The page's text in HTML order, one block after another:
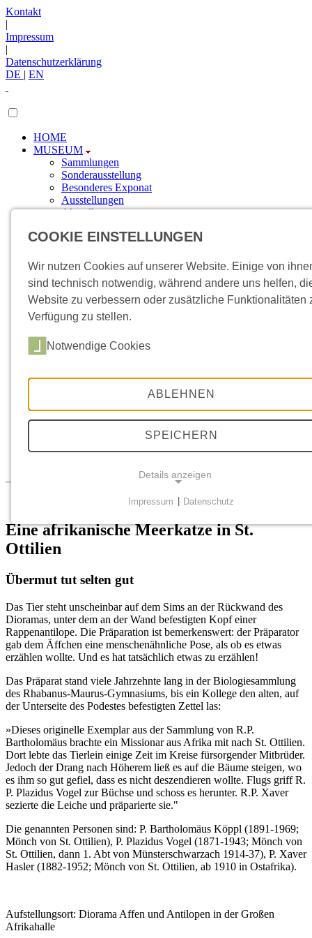
Kontakt
|
Impressum
|
Datenschutzerklärung
DE | EN
HOME
MUSEUM
Sammlungen
Sonderausstellung
Besonderes Exponat
Ausstellungen
Aktuelles
FÖRDERUNG
Engagement
Anfahrt
Veranstaltungen
Führungen buchen
Gutscheine
ÜBER UNS
Leitbild
Netzwerk/Forschung
Restitutionskonzept
Interventionen im Museum
Eine afrikanische Meerkatze in St.
Ottilien
Übermut tut selten gut
Das Tier steht unscheinbar auf dem Sims an der Rückwand des
Dioramas, unter dem an der Wand befestigten Kopf einer
Rappenantilope. Die Präparation ist bemerkenswert: der Präparator
gab dem Äffchen eine menschenähnliche Pose, als ob es etwas
erzählen wollte. Und es hat tatsächlich etwas zu erzählen!
Das Präparat stand viele Jahrzehnte lang in der Biologiesammlung
des Rhabanus-Maurus-Gymnasiums, bis ein Kollege den alten, auf
der Unterseite des Podestes befestigten Zettel las:
»Dieses originelle Exemplar aus der Sammlung von R.P.
Bartholomäus brachte ein Missionar aus Afrika mit nach St. Ottilien.
Dort lebte das Tierlein einige Zeit im Kreise fürsorgender Mitbrüder.
Jedoch der Drang nach Höherem ließ es auf die Bäume steigen, wo
es ihm so gut gefiel, dass es nicht deszendieren wollte. Flugs griff R.
P. Plazidus Vogel zur Büchse und schoss es herunter. R.P. Xaver
sezierte die Leiche und präparierte sie."
Die genannten Personen sind: P. Bartholomäus Köppl (1891-1969;
Mönch von St. Ottilien), P. Plazidus Vogel (1871-1943; Mönch von
St. Ottilien, dann 1. Abt von Münsterschwarzach 1914-37), P. Xaver
Hasler (1882-1952; Mönch von St. Ottilien, ab 1910 in Ostafrika).
Aufstellungsort: Diorama Affen und Antilopen in der Großen
Afrikahalle
COOKIE EINSTELLUNGEN
Wir nutzen Cookies auf unserer Website. Einige von
sind technisch notwendig, während andere uns helfen,
Website zu verbessern oder zusätzliche Funktionalitäten
Verfügung zu stellen.
Notwendige Cookies
ABLEHNEN
SPEICHERN
Details anzeigen
Notwendige Cookies ermöglichen grundlegende
Funktionen und sind für die einwandfreie Funktion der
Einverständnis-Cookie
Name:
cookie_consent
Dieser Cookie speichert die ausgewählten Einverständnis-
Optionen des Benutzers
Cookie Laufzeit:
1 Jahr
Impressum Datenschutz